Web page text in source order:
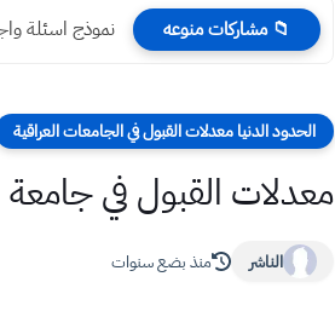
📁 مشاركات منوعه نموذج اسئلة
الحدود الدنيا معدلات القبول في الجامعات العراقية
معدلات القبول في جامعة الانبار 2025
الناشر منذ بضع سنوات